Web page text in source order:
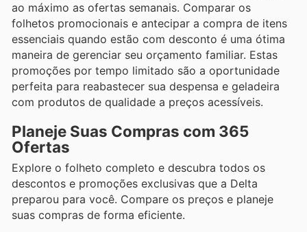
ao máximo as ofertas semanais. Comparar os
folhetos promocionais e antecipar a compra de itens
essenciais quando estão com desconto é uma ótima
maneira de gerenciar seu orçamento familiar. Estas
promoções por tempo limitado são a oportunidade
perfeita para reabastecer sua despensa e geladeira
com produtos de qualidade a preços acessíveis.
Planeje Suas Compras com 365
Ofertas
Explore o folheto completo e descubra todos os
descontos e promoções exclusivas que a Delta
preparou para você. Compare os preços e planeje
suas compras de forma eficiente.